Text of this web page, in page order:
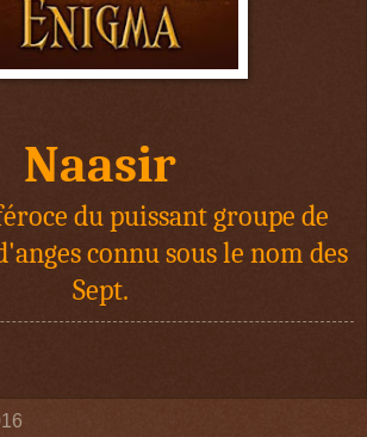
Naasir
du puissant groupe de
connu sous le nom des
Sept.